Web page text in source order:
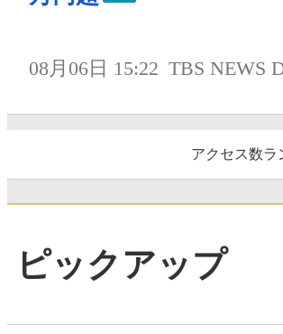
08月06日 15:22 TBS NEWS
アクセス数ラ
ピックアップ